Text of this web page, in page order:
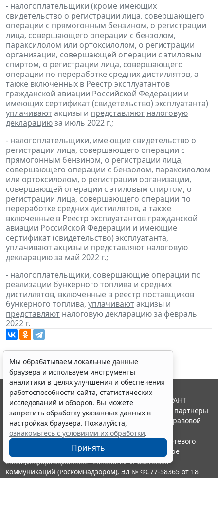
- налогоплательщики (кроме имеющих
свидетельство о регистрации лица, совершающего
операции с прямогонным бензином, о регистрации
лица, совершающего операции с бензолом,
параксилолом или ортоксилолом, о регистрации
организации, совершающей операции с этиловым
спиртом, о регистрации лица, совершающего
операции по переработке средних дистиллятов, а
также включенных в Реестр эксплуатантов
гражданской авиации Российской Федерации и
имеющих сертификат (свидетельство) эксплуатанта)
уплачиваютакцизы и представляют налоговую
декларациюза июль 2022 г.;
- налогоплательщики, имеющие свидетельство о
регистрации лица, совершающего операции с
прямогонным бензином, о регистрации лица,
совершающего операции с бензолом, параксилолом
или ортоксилолом, о регистрации организации,
совершающей операции с этиловым спиртом, о
регистрации лица, совершающего операции по
переработке средних дистиллятов, а также
включенные в Реестр эксплуатантов гражданской
авиации Российской Федерации и имеющие
сертификат (свидетельство) эксплуатанта,
уплачиваютакцизы и представляют налоговую
декларациюза май 2022 г.;
- налогоплательщики, совершающие операции по
реализации бункерного топлива и средних
дистиллятов, включенные в реестр поставщиков
бункерного топлива, уплачиваютакцизы и
представляют налоговую декларацию за февраль
2022 г.
Мы обрабатываем локальные данные
браузера и используем инструменты
аналитики в целях улучшения и обеспечения
работоспособности сайта, статистических
исследований и обзоров. Вы можете
запретить обработку указанных данных в
настройках браузера. Пожалуйста,
ознакомьтесь с условиями их обработки.
Принять
© ООО "НПП "ГАРАНТ-СЕРВИС", 2026. Система ГАРАНТ
выпускается с 1990 года. Компания "Гарант" и ее партнеры
являются участниками Российской ассоциации правовой
информации ГАРАНТ.
Портал ГАРАНТ.РУ зарегистрирован в качестве сетевого
издания Федеральной службой по надзору в сфере
связи,информационных технологий и массовых
коммуникаций (Роскомнадзором), Эл № ФС77-58365 от 18